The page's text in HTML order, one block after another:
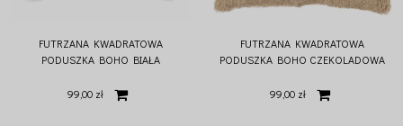
FUTRZANA KWADRATOWA
PODUSZKA BOHO BIAŁA
99,00 zł
FUTRZANA KWADRATOWA
PODUSZKA BOHO CZEKOLADOWA
99,00 zł